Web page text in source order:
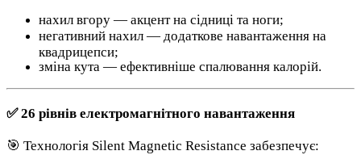
нахил вгору — акцент на сідниці та ноги;
негативний нахил — додаткове навантаження на
квадрицепси;
зміна кута — ефективніше спалювання калорій.
✅ 26 рівнів електромагнітного навантаження
🎯 Технологія Silent Magnetic Resistance забезпечує: